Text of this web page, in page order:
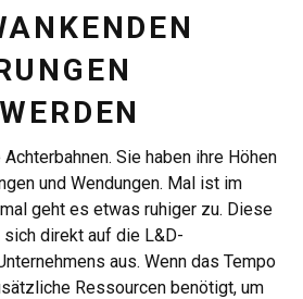
Sie haben ihre Höhen
und Wendungen. Mal ist im
geht es etwas ruhiger zu. Diese
direkt auf die L&D-
aus. Wenn das Tempo
Ressourcen benötigt, um